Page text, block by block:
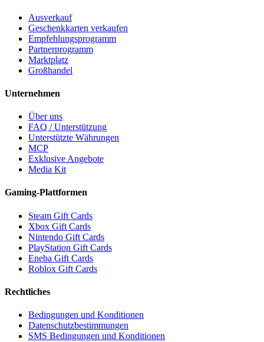
Ausverkauf
Geschenkkarten verkaufen
Empfehlungsprogramm
Partnerprogramm
Marktplatz
Großhandel
Unternehmen
Über uns
FAQ / Unterstützung
Unterstützte Währungen
MCP
Exklusive Angebote
Media Kit
Gaming-Plattformen
Steam Gift Cards
Xbox Gift Cards
Nintendo Gift Cards
PlayStation Gift Cards
Eneba Gift Cards
Roblox Gift Cards
Rechtliches
Bedingungen und Konditionen
Datenschutzbestimmungen
SMS Bedingungen und Konditionen